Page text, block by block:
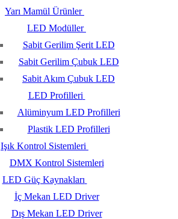
Yarı Mamül Ürünler
LED Modüller
Sabit Gerilim Şerit LED
Sabit Gerilim Çubuk LED
Sabit Akım Çubuk LED
LED Profilleri
Alüminyum LED Profilleri
Plastik LED Profilleri
Işık Kontrol Sistemleri
DMX Kontrol Sistemleri
LED Güç Kaynakları
İç Mekan LED Driver
Dış Mekan LED Driver